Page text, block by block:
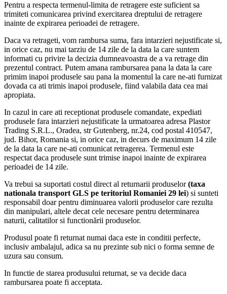
Pentru a respecta termenul-limita de retragere este suficient sa
trimiteti comunicarea privind exercitarea dreptului de retragere
inainte de expirarea perioadei de retragere.
Daca va retrageti, vom rambursa suma, fara intarzieri nejustificate si,
in orice caz, nu mai tarziu de 14 zile de la data la care suntem
informati cu privire la decizia dumneavoastra de a va retrage din
prezentul contract. Putem amana rambursarea pana la data la care
primim inapoi produsele sau pana la momentul la care ne-ati furnizat
dovada ca ati trimis inapoi produsele, fiind valabila data cea mai
apropiata.
In cazul in care ati receptionat produsele comandate, expediati
produsele fara intarzieri nejustificate la urmatoarea adresa Plastor
Trading S.R.L., Oradea, str Gutenberg, nr.24, cod postal 410547,
jud. Bihor, Romania si, in orice caz, in decurs de maximum 14 zile
de la data la care ne-ati comunicat retragerea. Termenul este
respectat daca produsele sunt trimise inapoi inainte de expirarea
perioadei de 14 zile.
Va trebui sa suportati costul direct al returnarii produselor(taxa
nationala transport GLS pe teritoriul Romaniei 29 lei) si sunteti
responsabil doar pentru diminuarea valorii produselor care rezulta
din manipulari, altele decat cele necesare pentru determinarea
naturii, calitatilor si functionării produselor.
Produsul poate fi returnat numai daca este in conditii perfecte,
inclusiv ambalajul, adica sa nu prezinte sub nici o forma semne de
uzura sau consum.
In functie de starea produsului returnat, se va decide daca
rambursarea poate fi acceptata.